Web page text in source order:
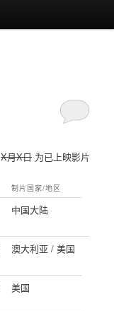
X月X日为已上映影片
制片国家/地区
中国大陆
澳大利亚 / 美国
美国